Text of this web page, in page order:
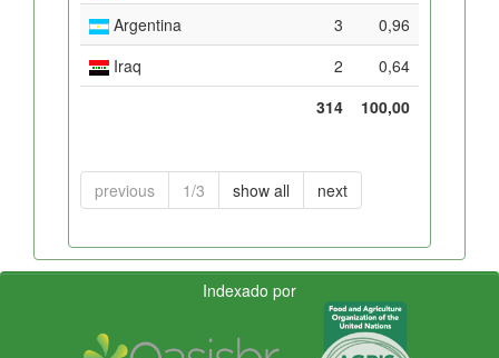
Argentina
3
0,96
Iraq
2
0,64
314
100,00
previous 1/3 show all next
Indexado por